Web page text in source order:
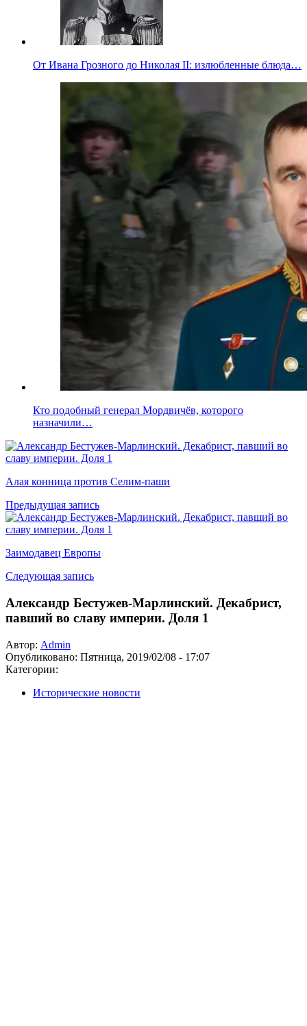
От Ивана Грозного до Николая II: излюбленные блюда…
Кто подобный генерал Мордвичёв, которого
назначили…
Алая конница против Селим-паши
Предыдущая запись
Заимодавец Европы
Следующая запись
Александр Бестужев-Марлинский. Декабрист,
павший во славу империи. Доля 1
Автор: Admin
Опубликовано: Пятница, 2019/02/08 - 17:07
Категории:
Исторические новости